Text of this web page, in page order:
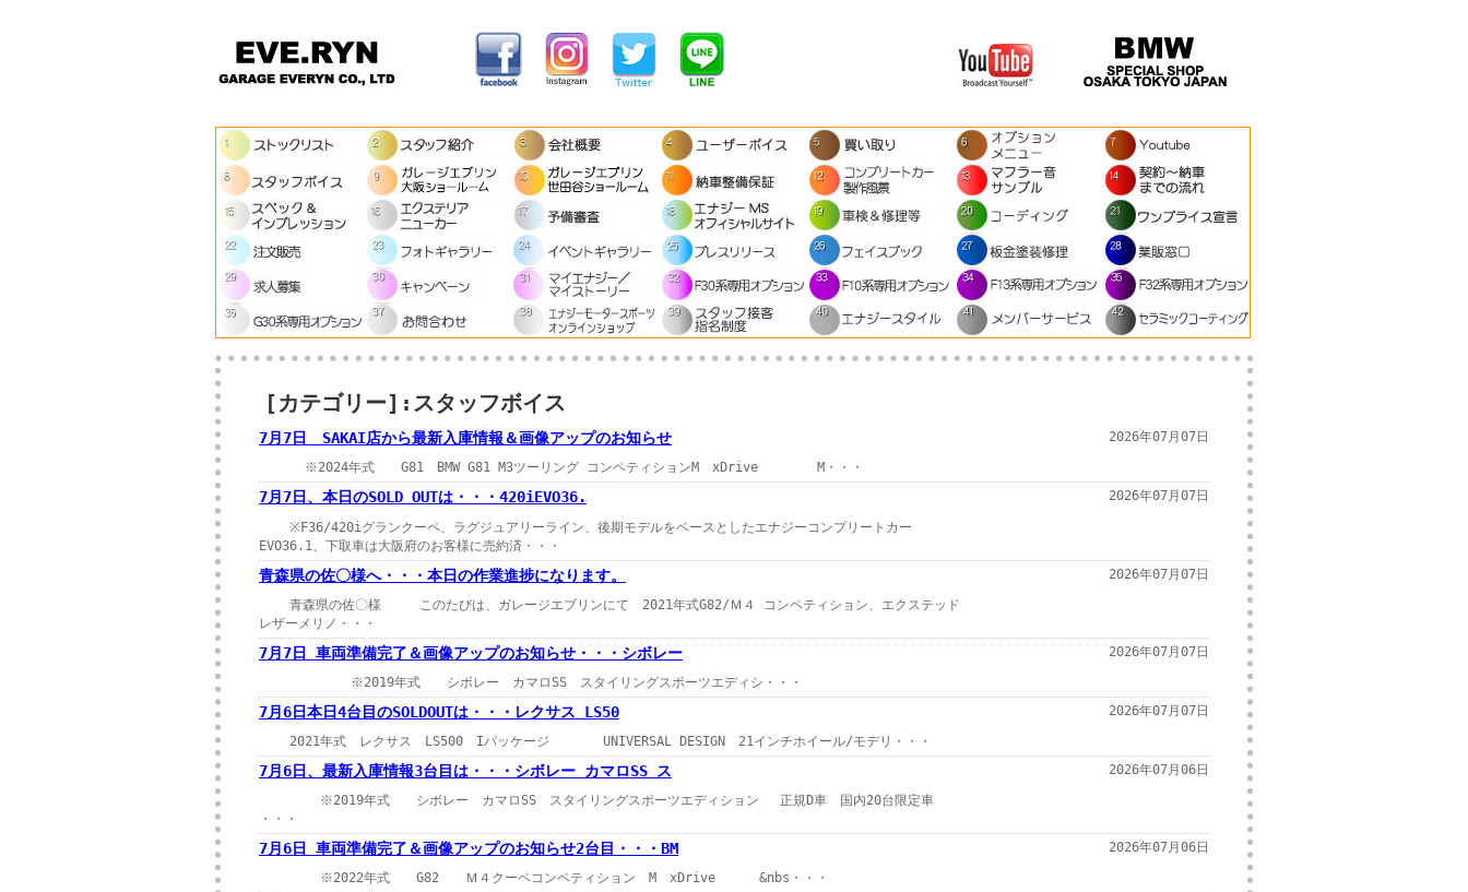
[カテゴリー]:スタッフボイス
7月7日 SAKAI店から最新入庫情報＆画像アップのお知らせ
※2024年式 G81 BMW G81 M3ツーリング コンペティションM xDrive M・・・
2026年07月07日
7月7日、本日のSOLD OUTは・・・420iEVO36.
※F36/420iグランクーペ、ラグジュアリーライン、後期モデルをベースとしたエナジーコンプリートカー
EVO36.1、下取車は大阪府のお客様に売約済・・・
2026年07月07日
青森県の佐〇様へ・・・本日の作業進捗になります。
青森県の佐〇様 このたびは、ガレージエブリンにて 2021年式G82/Ｍ４ コンペティション、エクステッド
レザーメリノ・・・
2026年07月07日
7月7日 車両準備完了＆画像アップのお知らせ・・・シボレー
※2019年式 シボレー カマロSS スタイリングスポーツエディシ・・・
2026年07月07日
7月6日本日4台目のSOLDOUTは・・・レクサス LS50
2021年式 レクサス LS500 Iパッケージ UNIVERSAL DESIGN 21インチホイール/モデリ・・・
2026年07月07日
7月6日、最新入庫情報3台目は・・・シボレー カマロSS ス
※2019年式 シボレー カマロSS スタイリングスポーツエディション 正規D車 国内20台限定車
・・・
2026年07月06日
7月6日 車両準備完了＆画像アップのお知らせ2台目・・・BM
※2022年式 G82 Ｍ４クーペコンペティション M xDrive &nbs・・・
2026年07月06日